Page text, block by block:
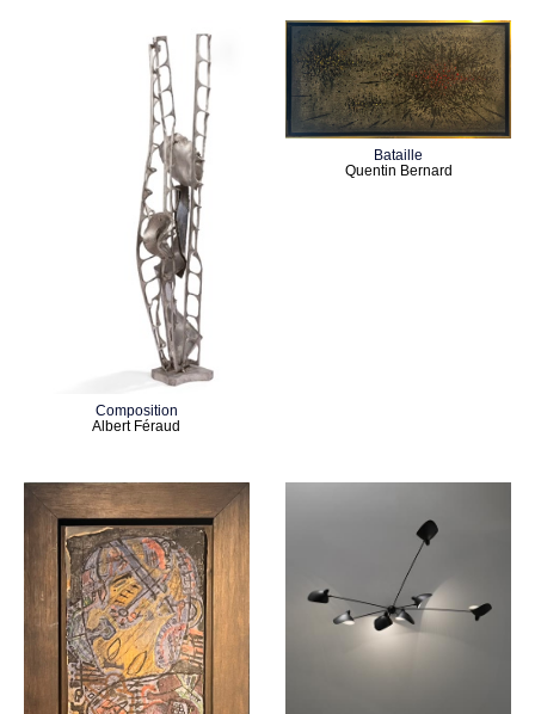
Composition
Albert Féraud
Bataille
Quentin Bernard